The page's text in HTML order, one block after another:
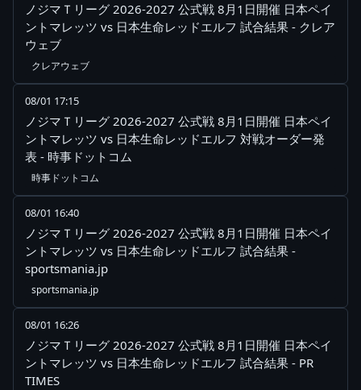
ノジマＴリーグ 2026-2027 公式戦 8月1日開催 日本ペイ
ントマレッツ vs 日本生命レッドエルフ 試合結果 - クレア
ウェブ
クレアウェブ
08/01 17:15
ノジマＴリーグ 2026-2027 公式戦 8月1日開催 日本ペイ
ントマレッツ vs 日本生命レッドエルフ 対戦オーダー発
表 - 時事ドットコム
時事ドットコム
08/01 16:40
ノジマＴリーグ 2026-2027 公式戦 8月1日開催 日本ペイ
ントマレッツ vs 日本生命レッドエルフ 試合結果 -
sportsmania.jp
sportsmania.jp
08/01 16:26
ノジマＴリーグ 2026-2027 公式戦 8月1日開催 日本ペイ
ントマレッツ vs 日本生命レッドエルフ 試合結果 - PR
TIMES